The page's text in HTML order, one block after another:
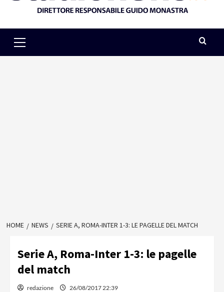
Menu
HOME NEWS SERIE A, ROMA-INTER 1-3: LE PAGELLE DEL MATCH
Serie A, Roma-Inter 1-3: le pagelle
del match
redazione 26/08/2017 22:39